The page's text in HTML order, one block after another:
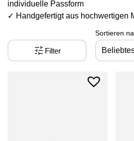
individuelle Passform
✓ Handgefertigt aus hochwertigen
Sortieren
Filter